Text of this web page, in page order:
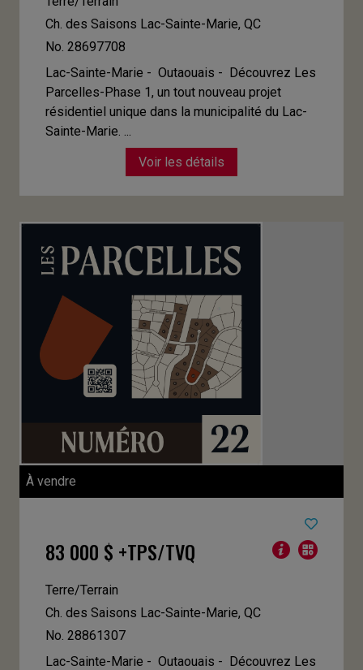
Ch. des Saisons Lac-Sainte-Marie, QC
No. 28697708
Lac-Sainte-Marie - Outaouais - Découvrez Les
Parcelles-Phase 1, un tout nouveau projet
résidentiel unique dans la municipalité du Lac-
Sainte-Marie. ...
Voir les détails
À vendre
83 000 $ +TPS/TVQ
Terre/Terrain
Ch. des Saisons Lac-Sainte-Marie, QC
No. 28861307
Lac-Sainte-Marie - Outaouais - Découvrez Les